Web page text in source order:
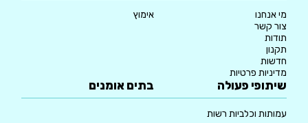
מי אנחנו
צור קשר
תודות
תקנון
חדשות
מדיניות פרטיות
אימוץ
שיתופי פעולה
עמותות וכלביות רשות
בתים אומנים